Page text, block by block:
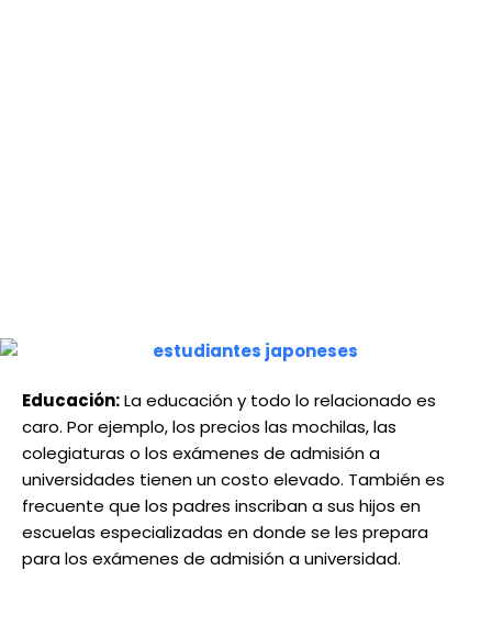
Educación:La educación y todo lo relacionado es
caro. Por ejemplo, los precios las mochilas, las
colegiaturas o los exámenes de admisión a
universidades tienen un costo elevado. También es
frecuente que los padres inscriban a sus hijos en
escuelas especializadas en donde se les prepara
para los exámenes de admisión a universidad.